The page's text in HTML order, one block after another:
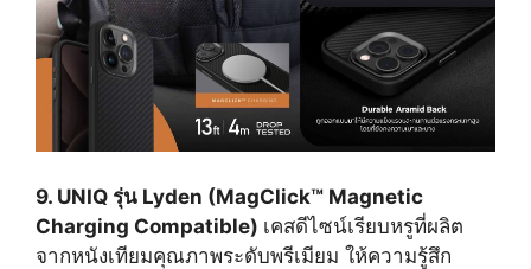
9. UNIQ รุ่น Lyden (MagClick™ Magnetic
Charging Compatible) เคสดีไซน์เรียบหรูที่ผลิต
จากหนังเทียมคุณภาพระดับพรีเมียม ให้ความรู้สึก